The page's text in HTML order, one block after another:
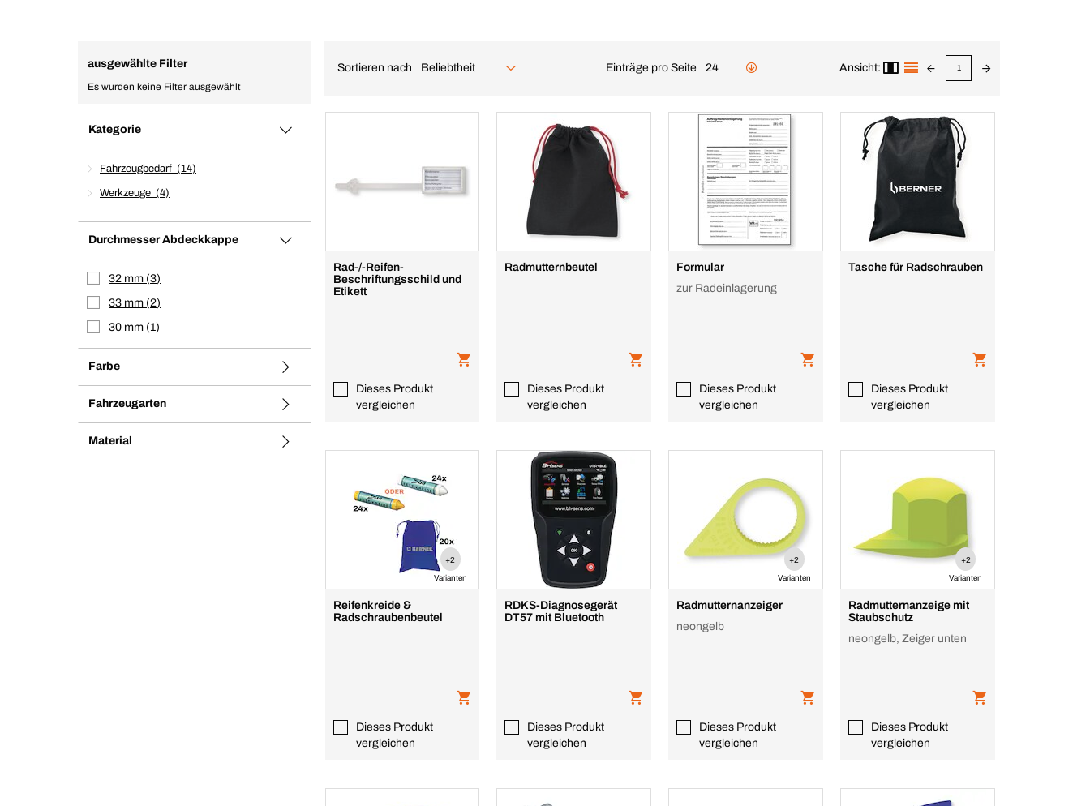
ausgewählte Filter
Es wurden keine Filter ausgewählt
Kategorie
Fahrzeugbedarf 14
Werkzeuge 4
Durchmesser Abdeckkappe
32 mm 3
33 mm 2
30 mm 1
Farbe
Fahrzeugarten
Material
Sortieren nach Beliebtheit Einträge pro Seite 24 Ansicht: 1
Rad-/-Reifen-
Beschriftungsschild und
Etikett
Dieses Produkt
vergleichen
Radmutternbeutel
Dieses Produkt
vergleichen
Formular
zur Radeinlagerung
Dieses Produkt
vergleichen
Tasche für Radschrauben
Dieses Produkt
vergleichen
+2
Varianten
Reifenkreide &
Radschraubenbeutel
Dieses Produkt
vergleichen
RDKS-Diagnosegerät
DT57 mit Bluetooth
Dieses Produkt
vergleichen
+2
Varianten
Radmutternanzeiger
neongelb
Dieses Produkt
vergleichen
+2
Varianten
Radmutternanzeige mit
Staubschutz
neongelb, Zeiger unten
Dieses Produkt
vergleichen